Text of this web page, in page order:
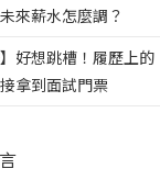
來薪水怎麼調？
】好想跳槽！履歷上的
拿到面試門票